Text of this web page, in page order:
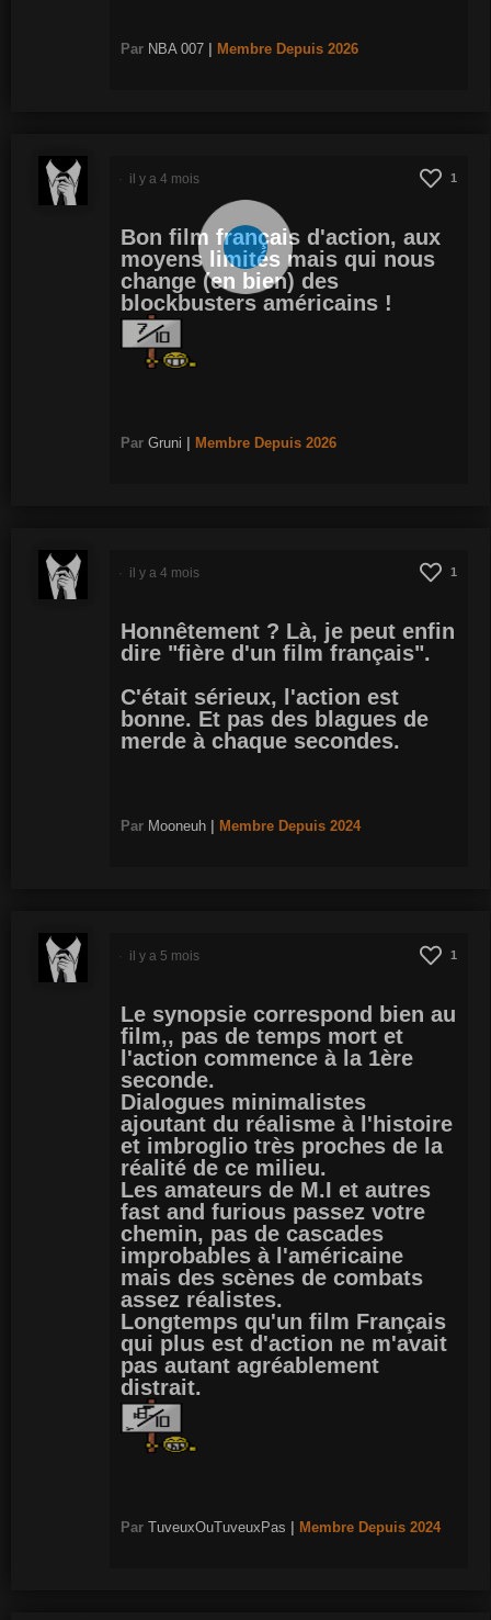
Par NBA 007 Membre Depuis 2026
1
Bon film français d'action, aux
moyens limités mais qui nous
change (en bien) des
blockbusters américains !
Par Gruni Membre Depuis 2026
il y a 4 mois
1
Honnêtement ? Là, je peut enfin
dire "fière d'un film français".
C'était sérieux, l'action est
bonne. Et pas des blagues de
merde à chaque secondes.
Par Mooneuh Membre Depuis 2024
il y a 4 mois
1
Le synopsie correspond bien au
film,, pas de temps mort et
l'action commence à la 1ère
seconde.
Dialogues minimalistes
ajoutant du réalisme à l'histoire
et imbroglio très proches de la
réalité de ce milieu.
Les amateurs de M.I et autres
fast and furious passez votre
chemin, pas de cascades
improbables à l'américaine
mais des scènes de combats
assez réalistes.
Longtemps qu'un film Français
qui plus est d'action ne m'avait
pas autant agréablement
distrait.
Par TuveuxOuTuveuxPas Membre Depuis 2024
il y a 5 mois